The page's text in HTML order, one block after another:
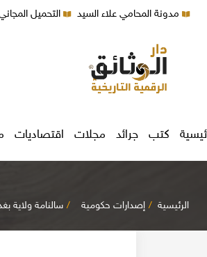
مدونة المحامي علاء السيد التحميل
كتب جرائد مجلات اقتصاديات
الرئيسية إصدارات حكومية سالنامة ولاية بغداد